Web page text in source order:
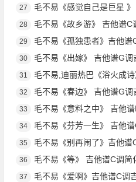
27 毛不易《感觉自己是巨星
28 毛不易《故乡游》 吉他谱C
29 毛不易《孤独患者》吉他谱
30 毛不易《出嫁》 吉他谱G调
31 毛不易,迪丽热巴《浴火成
32 毛不易《春边》 吉他谱G调
33 毛不易《意料之中》 吉他
34 毛不易《芬芳一生》 吉他
35 毛不易《别再闹了》吉他谱
36 毛不易《等》 吉他谱C调简
37 毛不易《爱啊》吉他谱C调